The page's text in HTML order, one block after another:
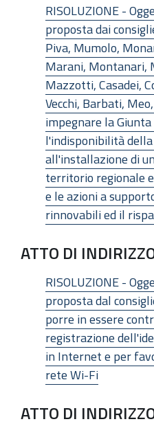
RISOLUZIONE -
proposta dai
Piva, Mumolo,
Marani, Montanari,
Mazzotti, Casadei,
Vecchi, Barbati,
impegnare la
l'indisponibilità
all'installazione di
territorio regionale
e le azioni a
rinnovabili ed il
ATTO DI
RISOLUZIONE -
proposta dal
porre in essere
registrazione
in Internet e per
rete Wi-Fi
ATTO DI